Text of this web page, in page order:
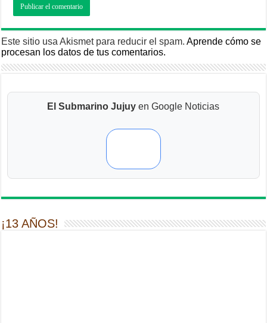
Este sitio usa Akismet para reducir el spam.Aprende cómo se
procesan los datos de tus comentarios.
El Submarino Jujuy en Google Noticias
¡13 AÑOS!